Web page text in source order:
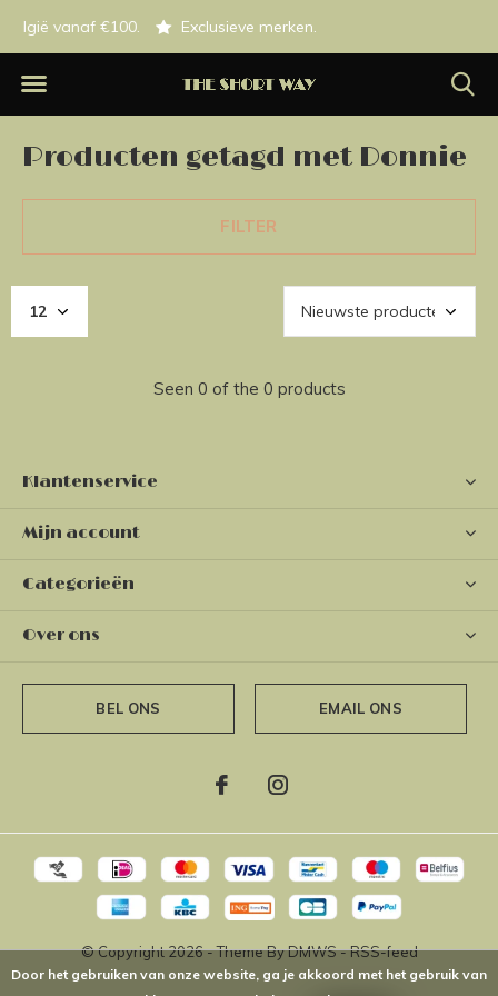
Exclusieve merken.
Producten getagd met Donnie
FILTER
Seen 0 of the 0 products
Klantenservice
Mijn account
Categorieën
Over ons
BEL ONS EMAIL ONS
© Copyright2026- Theme ByDMWS-RSS-feed
Door het gebruiken van onze website, ga je akkoord met het gebruik van